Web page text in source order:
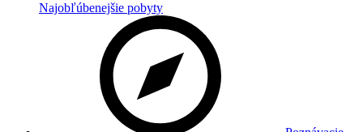
Najobľúbenejšie pobyty